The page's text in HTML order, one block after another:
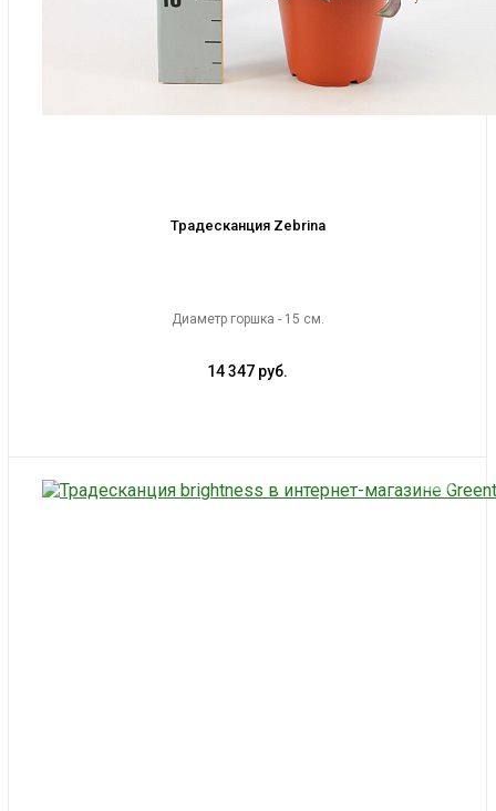
Традесканция Zebrina
Диаметр горшка - 15 см.
14 347 руб.